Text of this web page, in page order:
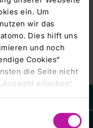
ein. Um
wir das
Dies hilft uns
und noch
Cookies“
die Seite nicht
erlauben“
Sie können
Weise zu unserem
Kardiologie im Jahr